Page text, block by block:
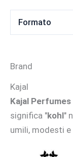
Formato
Brand
Kajal
Kajal Perfumes
significa "kohl"
umili, modesti